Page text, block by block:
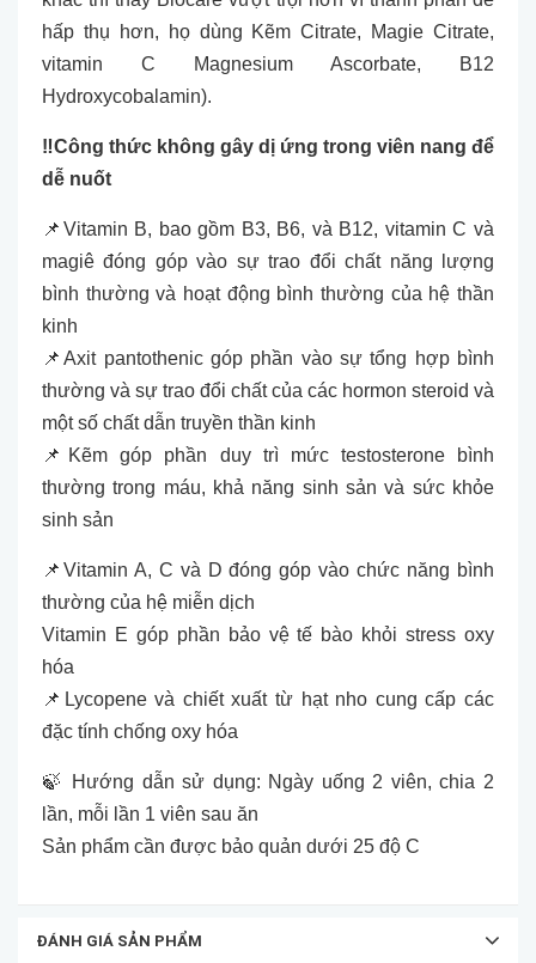
hấp thụ hơn, họ dùng Kẽm Citrate, Magie Citrate,
vitamin C Magnesium Ascorbate, B12
Hydroxycobalamin).
‼️Công thức không gây dị ứng trong viên nang để
dễ nuốt
📌Vitamin B, bao gồm B3, B6, và B12, vitamin C và
magiê đóng góp vào sự trao đổi chất năng lượng
bình thường và hoạt động bình thường của hệ thần
kinh
📌Axit pantothenic góp phần vào sự tổng hợp bình
thường và sự trao đổi chất của các hormon steroid và
một số chất dẫn truyền thần kinh
📌Kẽm góp phần duy trì mức testosterone bình
thường trong máu, khả năng sinh sản và sức khỏe
sinh sản
📌Vitamin A, C và D đóng góp vào chức năng bình
thường của hệ miễn dịch
Vitamin E góp phần bảo vệ tế bào khỏi stress oxy
hóa
📌Lycopene và chiết xuất từ hạt nho cung cấp các
đặc tính chống oxy hóa
🍃 Hướng dẫn sử dụng: Ngày uống 2 viên, chia 2
lần, mỗi lần 1 viên sau ăn
Sản phẩm cần được bảo quản dưới 25 độ C
ĐÁNH GIÁ SẢN PHẨM